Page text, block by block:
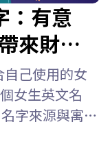
：有意
來財
己使用的女
女生英文名
字來源與寓
門及個性風